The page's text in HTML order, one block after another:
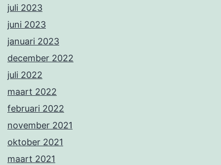
juli 2023
juni 2023
januari 2023
december 2022
juli 2022
maart 2022
februari 2022
november 2021
oktober 2021
maart 2021